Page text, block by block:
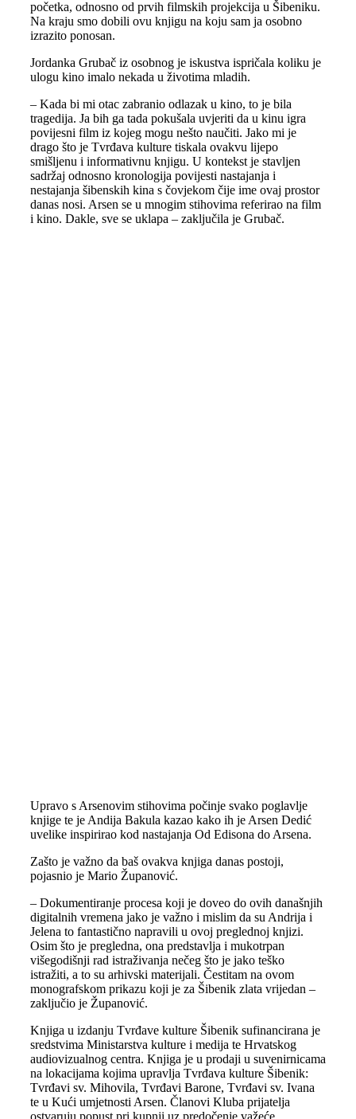
početka, odnosno od prvih filmskih projekcija u Šibeniku.
Na kraju smo dobili ovu knjigu na koju sam ja osobno
izrazito ponosan.
Jordanka Grubač iz osobnog je iskustva ispričala koliku je
ulogu kino imalo nekada u životima mladih.
– Kada bi mi otac zabranio odlazak u kino, to je bila
tragedija. Ja bih ga tada pokušala uvjeriti da u kinu igra
povijesni film iz kojeg mogu nešto naučiti. Jako mi je
drago što je Tvrđava kulture tiskala ovakvu lijepo
smišljenu i informativnu knjigu. U kontekst je stavljen
sadržaj odnosno kronologija povijesti nastajanja i
nestajanja šibenskih kina s čovjekom čije ime ovaj prostor
danas nosi. Arsen se u mnogim stihovima referirao na film
i kino. Dakle, sve se uklapa – zaključila je Grubač.
Upravo s Arsenovim stihovima počinje svako poglavlje
knjige te je Andija Bakula kazao kako ih je Arsen Dedić
uvelike inspirirao kod nastajanja Od Edisona do Arsena.
Zašto je važno da baš ovakva knjiga danas postoji,
pojasnio je Mario Županović.
– Dokumentiranje procesa koji je doveo do ovih današnjih
digitalnih vremena jako je važno i mislim da su Andrija i
Jelena to fantastično napravili u ovoj preglednoj knjizi.
Osim što je pregledna, ona predstavlja i mukotrpan
višegodišnji rad istraživanja nečeg što je jako teško
istražiti, a to su arhivski materijali. Čestitam na ovom
monografskom prikazu koji je za Šibenik zlata vrijedan –
zaključio je Županović.
Knjiga u izdanju Tvrđave kulture Šibenik sufinancirana je
sredstvima Ministarstva kulture i medija te Hrvatskog
audiovizualnog centra. Knjiga je u prodaji u suvenirnicama
na lokacijama kojima upravlja Tvrđava kulture Šibenik:
Tvrđavi sv. Mihovila, Tvrđavi Barone, Tvrđavi sv. Ivana
te u Kući umjetnosti Arsen. Članovi Kluba prijatelja
ostvaruju popust pri kupnji uz predočenje važeće